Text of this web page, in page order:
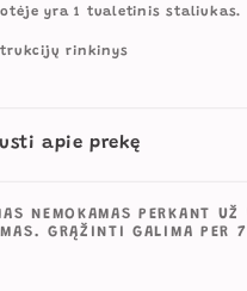
yra 1 tualetinis staliukas.
rinkinys
apie prekę
NEMOKAMAS PERKANT
GRĄŽINTI GALIMA PER